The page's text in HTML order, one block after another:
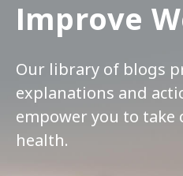
Improve
Our library of blogs
explanations and
empower you to
health.